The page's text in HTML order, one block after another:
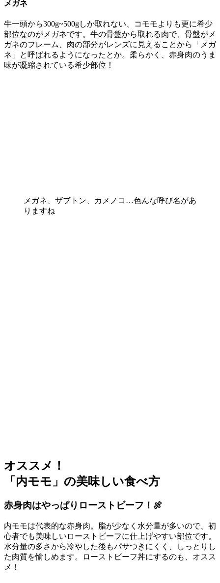
メガネ
牛一頭から300g~500gしか取れない、コモモよりも更に希少
部位なのがメガネです。牛の骨盤から取れる肉で、骨盤がメ
ガネのフレーム、肉の部分がレンズに見えることから「メガ
ネ」と呼ばれるようになったとか。柔らかく、赤身肉のうま
味が凝縮されている希少部位！
メガネ、ザブトン、カメノコ…色んな呼び名があ
りますね
オススメ！
「内モモ」の美味しい食べ方
赤身肉はやっぱりローストビーフ！🍖
内モモは代表的な赤身肉。脂が少なく水分量が多いので、初
心者でも美味しいローストビーフに仕上げやすい部位です。
水分量の多さから冷やした後もパサつきにくく、しっとりし
た肉質を愉しめます。ローストビーフ丼にするのも、オスス
メ！